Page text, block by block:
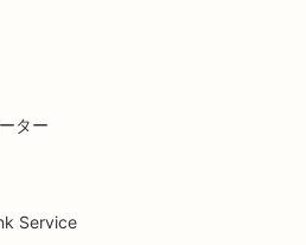
ター
Service